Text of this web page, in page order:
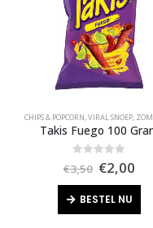
CHIPS & POPCORN,VIRAL SNOEP, ZOMER
Takis Fuego 100
out of 5
€3,50
prijs
was:
€3,50.
€2,00
BESTEL NU